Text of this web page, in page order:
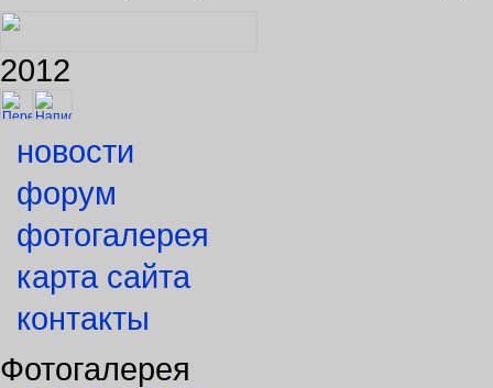
2012
новости
форум
фотогалерея
карта сайта
контакты
Фотогалерея